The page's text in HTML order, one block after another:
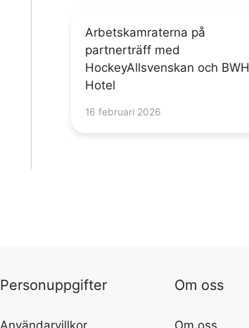
Arbetskamraterna på
partnerträff med
HockeyAllsvenskan och BWH
Hotel
16 februari 2026
Personuppgifter Om oss